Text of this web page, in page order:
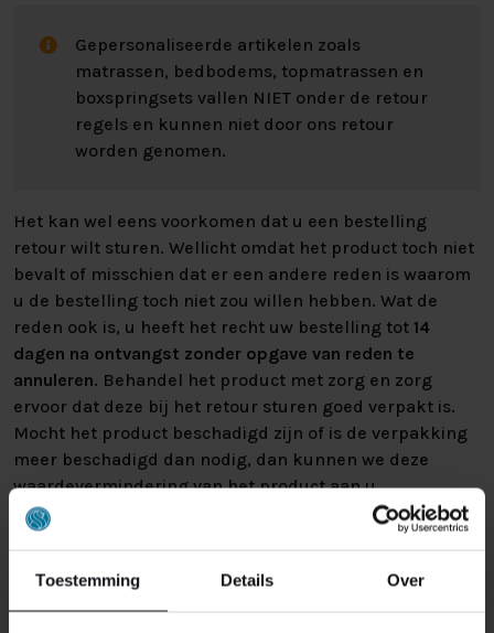
Toestemming Details Over
Gepersonaliseerde artikelen zoals
matrassen, bedbodems, topmatrassen en
boxspringsets vallen NIET onder de retour
regels en kunnen niet door ons retour
worden genomen.
Het kan wel eens voorkomen dat u een bestelling
retour wilt sturen. Wellicht omdat het product toch niet
bevalt of misschien dat er een andere reden is waarom
u de bestelling toch niet zou willen hebben. Wat de
reden ook is, u heeft het recht uw bestelling tot 14
dagen na ontvangst zonder opgave van reden te
annuleren. Behandel het product met zorg en zorg
ervoor dat deze bij het retour sturen goed verpakt is.
Mocht het product beschadigd zijn of is de verpakking
meer beschadigd dan nodig, dan kunnen we deze
waardevermindering van het product aan u
doorberekenen.